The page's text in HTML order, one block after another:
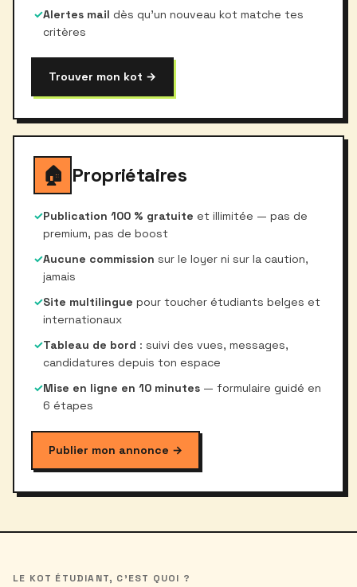
✓Alertes mail dès qu'un nouveau kot matche tes
critères
Trouver mon kot →
🏠 Propriétaires
✓Publication 100 % gratuite et illimitée — pas de
premium, pas de boost
✓Aucune commission sur le loyer ni sur la caution,
jamais
✓Site multilingue pour toucher étudiants belges et
internationaux
✓Tableau de bord : suivi des vues, messages,
candidatures depuis ton espace
✓Mise en ligne en 10 minutes — formulaire guidé en
6 étapes
Publier mon annonce →
LE KOT ÉTUDIANT, C'EST QUOI ?